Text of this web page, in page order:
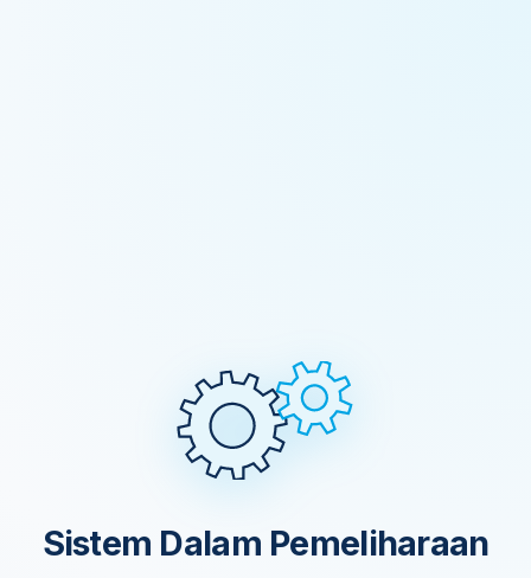
Sistem Dalam Pemeliharaan